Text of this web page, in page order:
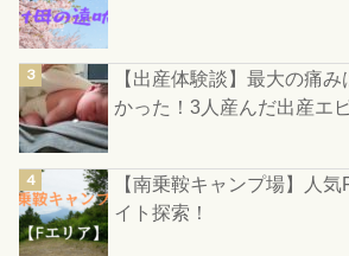
【出産体験談】最大の痛
かった！3人産んだ出産エ
【南乗鞍キャンプ場】人
イト探索！